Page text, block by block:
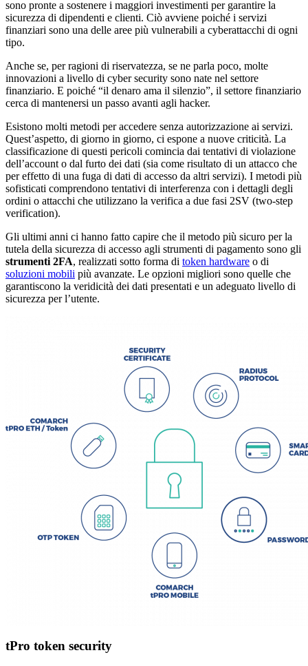
sono pronte a sostenere i maggiori investimenti per garantire la
sicurezza di dipendenti e clienti. Ciò avviene poiché i servizi
finanziari sono una delle aree più vulnerabili a cyberattacchi di ogni
tipo.
Anche se, per ragioni di riservatezza, se ne parla poco, molte
innovazioni a livello di cyber security sono nate nel settore
finanziario. E poiché “il denaro ama il silenzio”, il settore finanziario
cerca di mantenersi un passo avanti agli hacker.
Esistono molti metodi per accedere senza autorizzazione ai servizi.
Quest’aspetto, di giorno in giorno, ci espone a nuove criticità. La
classificazione di questi pericoli comincia dai tentativi di violazione
dell’account o dal furto dei dati (sia come risultato di un attacco che
per effetto di una fuga di dati di accesso da altri servizi). I metodi più
sofisticati comprendono tentativi di interferenza con i dettagli degli
ordini o attacchi che utilizzano la verifica a due fasi 2SV (two-step
verification).
Gli ultimi anni ci hanno fatto capire che il metodo più sicuro per la
tutela della sicurezza di accesso agli strumenti di pagamento sono gli
strumenti 2FA, realizzati sotto forma di token hardware o di
soluzioni mobili più avanzate. Le opzioni migliori sono quelle che
garantiscono la veridicità dei dati presentati e un adeguato livello di
sicurezza per l’utente.
tPro token security